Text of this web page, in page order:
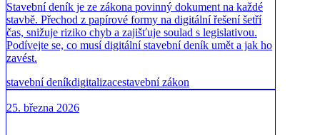
Stavební deník je ze zákona povinný dokument na každé
stavbě. Přechod z papírové formy na digitální řešení šetří
čas, snižuje riziko chyb a zajišťuje soulad s legislativou.
Podívejte se, co musí digitální stavební deník umět a jak ho
zavést.
stavební deníkdigitalizacestavební zákon
25. března 2026